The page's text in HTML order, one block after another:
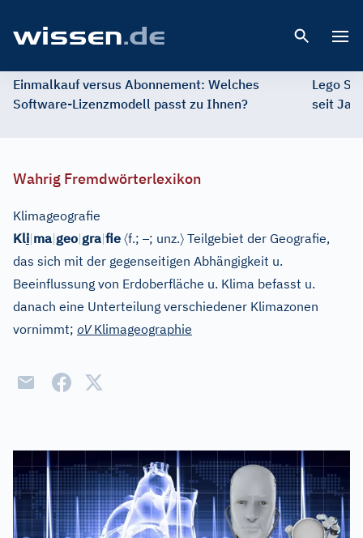
Einmalkauf versus Abonnement: Welches
Software-Lizenzmodell passt zu Ihnen?
Lego
seit
Wahrig Fremdwörterlexikon
Klimageografie
Kli|ma|geo|gra|fie 〈f.;–; unz.〉 Teilgebiet der Geografie,
das sich mit der gegenseitigen Abhängigkeit u.
Beeinflussung von Erdoberfläche u. Klima befasst u.
danach eine Unterteilung verschiedener Klimazonen
vornimmt; oVKlimageographie